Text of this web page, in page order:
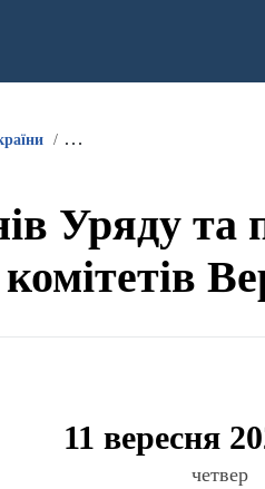
Інформація про участь
Уряду
11 вересня
четвер